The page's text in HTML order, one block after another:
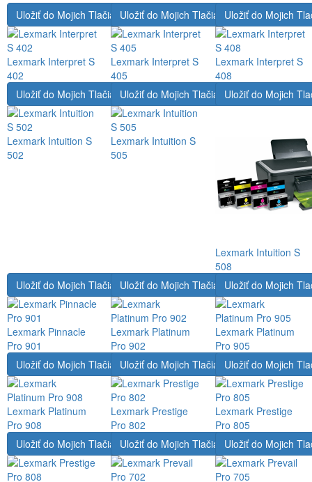
Uložiť do Mojich Tlačiarní
Lexmark Interpret S
402
Uložiť do Mojich Tlačiarní
Lexmark Interpret S
405
Uložiť do Mojich
Lexmark Interpret S
408
Uložiť do Mojich Tlačiarní
Lexmark Intuition S
502
Uložiť do Mojich Tlačiarní
Lexmark Intuition S
505
Uložiť do Mojich
Lexmark Intuition S
508
Uložiť do Mojich Tlačiarní
Lexmark Pinnacle
Pro 901
Uložiť do Mojich Tlačiarní
Lexmark Platinum
Pro 902
Uložiť do Mojich
Lexmark Platinum
Pro 905
Uložiť do Mojich Tlačiarní
Lexmark Platinum
Pro 908
Uložiť do Mojich Tlačiarní
Lexmark Prestige
Pro 802
Uložiť do Mojich
Lexmark Prestige
Pro 805
Uložiť do Mojich TlačiarníUložiť do Mojich TlačiarníUložiť do Mojich